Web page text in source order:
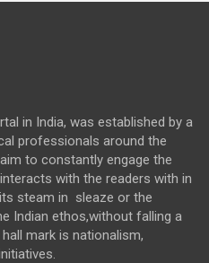
in India, was established by a
professionals around the
to constantly engage the
with the readers with in
steam in sleaze or the
Indian ethos,without falling a
mark is nationalism,